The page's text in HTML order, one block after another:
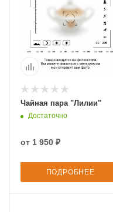
Чайная пара "Лилии"
Достаточно
от 1 950 ₽
ПОДРОБНЕЕ